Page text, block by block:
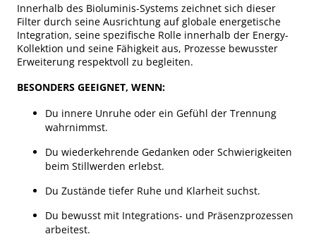
Innerhalb des Bioluminis-Systems zeichnet sich dieser
Filter durch seine Ausrichtung auf globale energetische
Integration, seine spezifische Rolle innerhalb der Energy-
Kollektion und seine Fähigkeit aus, Prozesse bewusster
Erweiterung respektvoll zu begleiten.
BESONDERS GEEIGNET, WENN:
Du innere Unruhe oder ein Gefühl der Trennung
wahrnimmst.
Du wiederkehrende Gedanken oder Schwierigkeiten
beim Stillwerden erlebst.
Du Zustände tiefer Ruhe und Klarheit suchst.
Du bewusst mit Integrations- und Präsenzprozessen
arbeitest.